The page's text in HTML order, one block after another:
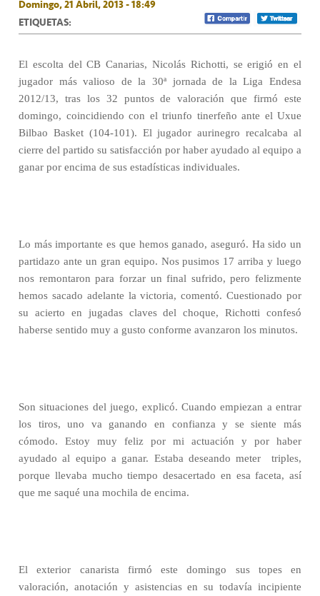
Domingo, 21 Abril, 2013 - 18:49
ETIQUETAS:
El escolta del CB Canarias, Nicolás Richotti, se erigió en el
jugador más valioso de la 30ª jornada de la Liga Endesa
2012/13, tras los 32 puntos de valoración que firmó este
domingo, coincidiendo con el triunfo tinerfeño ante el Uxue
Bilbao Basket (104-101). El jugador aurinegro recalcaba al
cierre del partido su satisfacción por haber ayudado al equipo a
ganar por encima de sus estadísticas individuales.
Lo más importante es que hemos ganado, aseguró. Ha sido un
partidazo ante un gran equipo. Nos pusimos 17 arriba y luego
nos remontaron para forzar un final sufrido, pero felizmente
hemos sacado adelante la victoria, comentó. Cuestionado por
su acierto en jugadas claves del choque, Richotti confesó
haberse sentido muy a gusto conforme avanzaron los minutos.
Son situaciones del juego, explicó. Cuando empiezan a entrar
los tiros, uno va ganando en confianza y se siente más
cómodo. Estoy muy feliz por mi actuación y por haber
ayudado al equipo a ganar. Estaba deseando meter
triples,
porque llevaba mucho tiempo desacertado en esa faceta, así
que me saqué una mochila de encima.
El exterior canarista firmó este domingo sus topes en
valoración, anotación y asistencias en su todavía incipiente